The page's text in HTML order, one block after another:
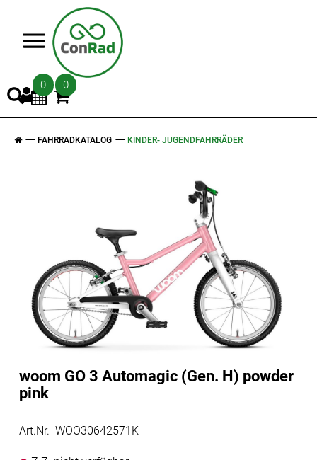
0 0
FAHRRADKATALOG KINDER- JUGENDFAHRRÄDER
woom GO 3 Automagic (Gen. H) powder
pink
Art.Nr. WOO30642571K